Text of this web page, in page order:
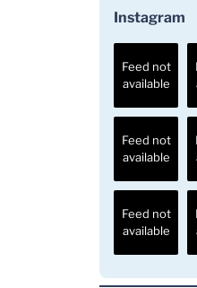
Instagram
Feed not
available
Feed not
available
Feed not
available